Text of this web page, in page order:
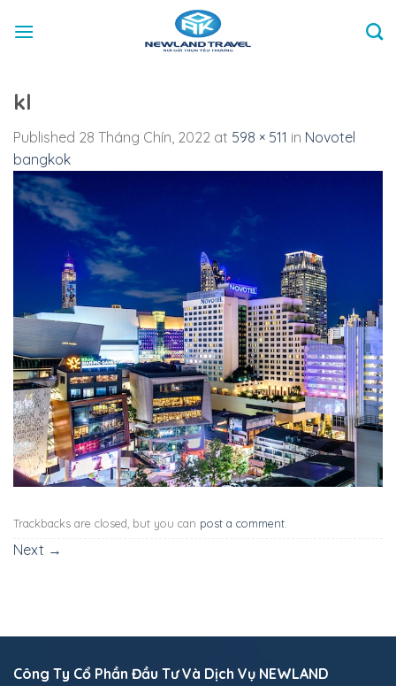
kl
Published 28 Tháng Chín, 2022 at 598 × 511 in Novotel
bangkok
Trackbacks are closed, but you can post a comment
Next →
Công Ty Cổ Phần Đầu Tư Và Dịch Vụ NEWLAND